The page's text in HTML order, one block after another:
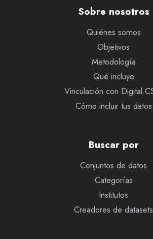
Sobre nosotros
Quiénes somos
Objetivos
Metodología
Qué incluye
Vinculación con
Cómo incluir tus datos
Buscar por
Conjuntos de datos
Categorías
Institutos
Creadores de datasets